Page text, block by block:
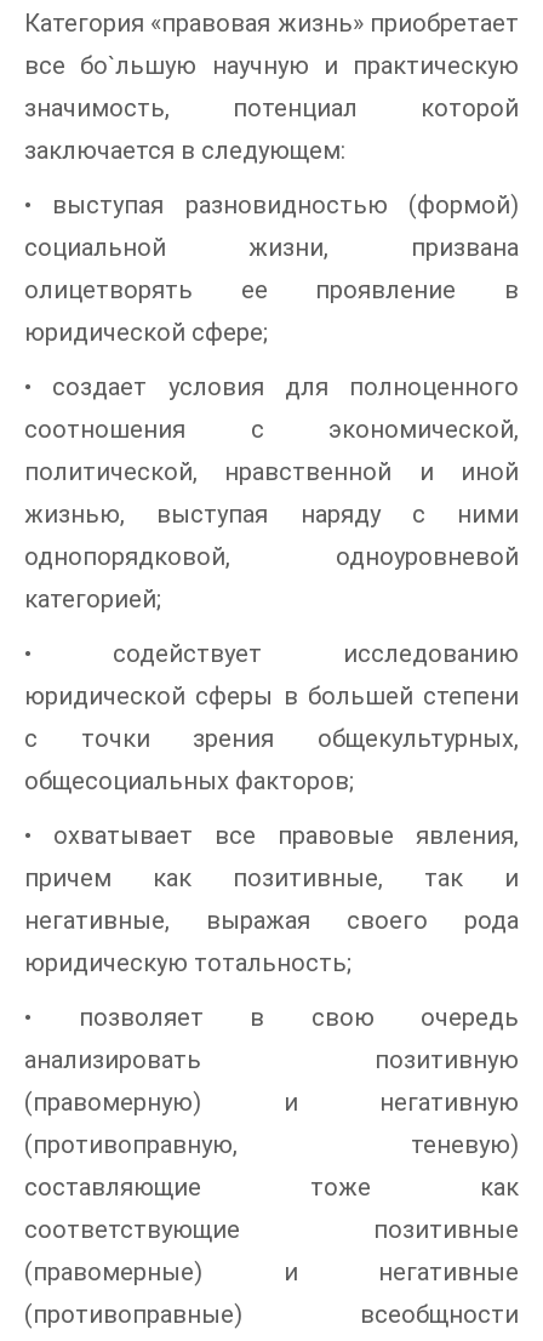
Категория «правовая жизнь» приобретает
все бо`льшую научную и практическую
значимость, потенциал которой
заключается в следующем:
• выступая разновидностью (формой)
социальной жизни, призвана
олицетворять ее проявление в
юридической сфере;
• создает условия для полноценного
соотношения с экономической,
политической, нравственной и иной
жизнью, выступая наряду с ними
однопорядковой, одноуровневой
категорией;
• содействует исследованию
юридической сферы в большей степени
с точки зрения общекультурных,
общесоциальных факторов;
• охватывает все правовые явления,
причем как позитивные, так и
негативные, выражая своего рода
юридическую тотальность;
• позволяет в свою очередь
анализировать позитивную
(правомерную) и негативную
(противоправную, теневую)
составляющие тоже как
соответствующие позитивные
(правомерные) и негативные
(противоправные) всеобщности